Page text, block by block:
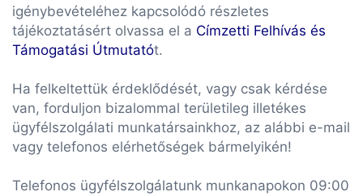
igénybevételéhez kapcsolódó részletes
tájékoztatásért olvassa el a Címzetti Felhívás és
Támogatási Útmutatót.
Ha felkeltettük érdeklődését, vagy csak kérdése
van, forduljon bizalommal területileg illetékes
ügyfélszolgálati munkatársainkhoz, az alábbi e-mail
vagy telefonos elérhetőségek bármelyikén!
Telefonos ügyfélszolgálatunk munkanapokon 09:00